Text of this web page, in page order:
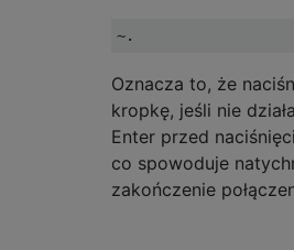
~.
Oznacza to, że
kropkę, jeśli nie
Enter przed
co spowoduje
zakończenie